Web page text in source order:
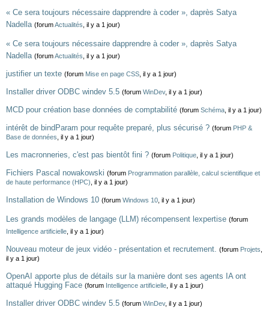
« Ce sera toujours nécessaire dapprendre à coder », daprès Satya
Nadella (forumActualités , il y a 1 jour)
« Ce sera toujours nécessaire dapprendre à coder », daprès Satya
Nadella (forumActualités , il y a 1 jour)
justifier un texte (forum Mise en page CSS , il y a 1 jour)
Installer driver ODBC windev 5.5 (forum WinDev, il y a 1 jour)
MCD pour création base données de comptabilité (forum Schéma , il y a 1 jour)
intérêt de bindParam pour requête preparé, plus sécurisé ? (forum PHP &
Base de données , il y a 1 jour)
Les macronneries, c'est pas bientôt fini ? (forum Politique , il y a 1 jour)
Fichiers Pascal nowakowski (forum Programmation parallèle, calcul scientifique et
de haute performance (HPC) , il y a 1 jour)
Installation de Windows 10 (forum Windows 10 , il y a 1 jour)
Les grands modèles de langage (LLM) récompensent lexpertise (forum
Intelligence artificielle , il y a 1 jour)
Nouveau moteur de jeux vidéo - présentation et recrutement. (forum Projets
il y a 1 jour)
OpenAI apporte plus de détails sur la manière dont ses agents IA ont
attaqué Hugging Face (forum Intelligence artificielle , il y a 1 jour)
Installer driver ODBC windev 5.5 (forum WinDev, il y a 1 jour)